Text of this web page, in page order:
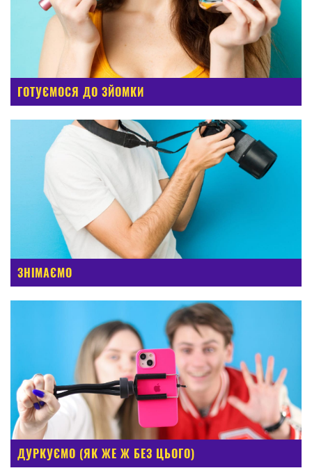
ГОТУЄМОСЯ ДО ЗЙОМКИ
ЗНІМАЄМО
ДУРКУЄМО (ЯК ЖЕ Ж БЕЗ ЦЬОГО)